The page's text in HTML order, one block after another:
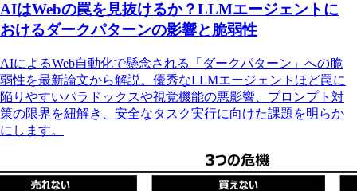
AIはWebの罠を見抜けるか？LLMエージェントに
おけるダークパターンの影響と脆弱性
AIによるWeb自動化で懸念される「ダークパターン」への脆
弱性を最新論文から解説。優秀なLLMエージェントほど罠に
陥りやすいパラドックスや視覚機能の悪影響、プロンプト対
策の限界を紐解き、安全なタスク実行に向けた課題を明らか
にします。